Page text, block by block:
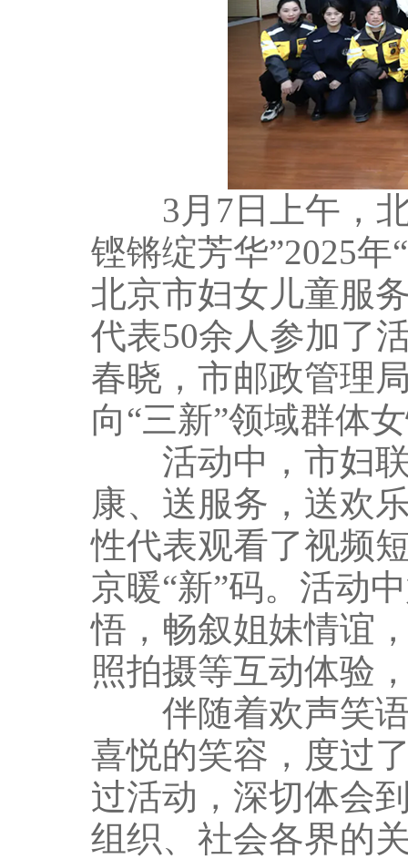
3月7日上午，北
铿锵绽芳华”2025
北京市妇女儿童服
代表50余人参加了
春晓，市邮政管理
向“三新”领域群体
活动中，市妇联
康、送服务，送欢
性代表观看了视频
京暖“新”码。活动
悟，畅叙姐妹情谊
照拍摄等互动体验
伴随着欢声笑语
喜悦的笑容，度过
过活动，深切体会
组织、社会各界的